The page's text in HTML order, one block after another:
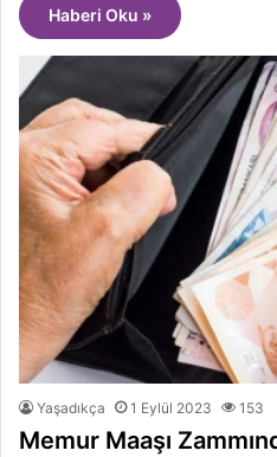
Haberi Oku »
Yaşadıkça 1 Eylül 2023 153
Memur Maaşı